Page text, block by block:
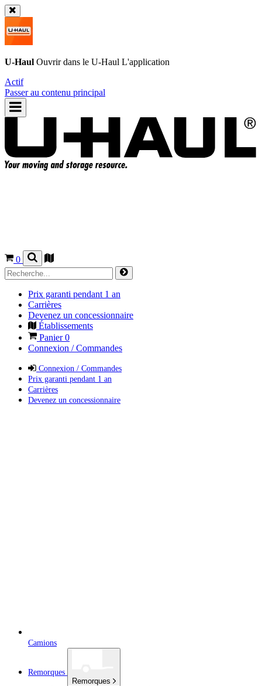
U-Haul Ouvrir dans le U-Haul L'application
Actif
Passer au contenu principal
0
Prix garanti pendant 1 an
Carrières
Devenez un concessionnaire
Établissements
Panier0
Connexion / Commandes
Connexion / Commandes
Prix garanti pendant 1 an
Carrières
Devenez un concessionnaire
Camions
Remorques
Remorques